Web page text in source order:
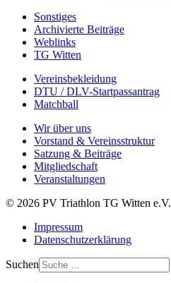
Sonstiges
Archivierte Beiträge
Weblinks
TG Witten
Vereinsbekleidung
DTU / DLV-Startpassantrag
Matchball
Wir über uns
Vorstand & Vereinsstruktur
Satzung & Beiträge
Mitgliedschaft
Veranstaltungen
© 2026 PV Triathlon TG Witten e.V.
Impressum
Datenschutzerklärung
Suchen